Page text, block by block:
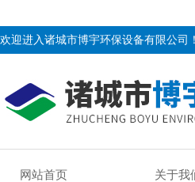
欢迎进入诸城市博宇环保设备有限公司！
网站首页 关于我